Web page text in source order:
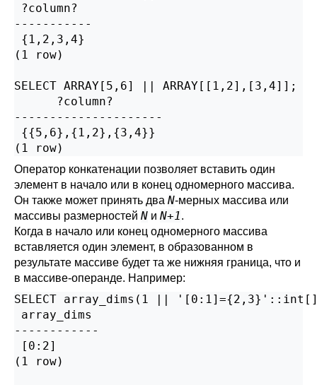
?column?
-----------
{1,2,3,4}
(1 row)
SELECT ARRAY[5,6] || ARRAY[[1,2],[3,4]];
      ?column?
---------------------
{{5,6},{1,2},{3,4}}
(1 row)
Оператор конкатенации позволяет вставить один
элемент в начало или в конец одномерного массива.
Он также может принять два N-мерных массива или
массивы размерностей N и N+1.
Когда в начало или конец одномерного массива
вставляется один элемент, в образованном в
результате массиве будет та же нижняя граница, что и
в массиве-операнде. Например:
SELECT array_dims(1 ||
array_dims
------------
[0:2]
(1 row)